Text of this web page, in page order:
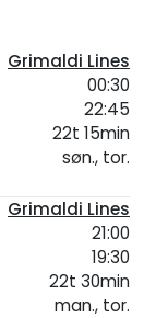
Grimaldi Lines
00:30
22:45
22t 15min
søn., tor.
Grimaldi Lines
21:00
19:30
22t 30min
man., tor.